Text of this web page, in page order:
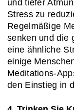
und tiefer
Stress zu
Regelmäßige
senken und die
eine ähnliche
einige
Meditations-
den Einstieg in